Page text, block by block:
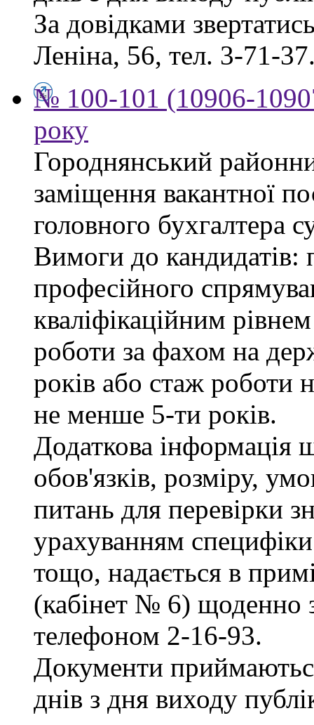
За довідками
Леніна, 56, тел. 3-71-
№ 100-101 (10906-
року
Городнянський
заміщення вакантної
головного бухгалтера
Вимоги до кандидатів:
професійного
кваліфікаційним
роботи за фахом на
років або стаж роботи
не менше 5-ти років.
Додаткова інформація
обов'язків, розміру,
питань для перевірки
урахуванням
тощо, надається в
(кабінет № 6) щоденно
телефоном 2-16-93.
Документи
днів з дня виходу